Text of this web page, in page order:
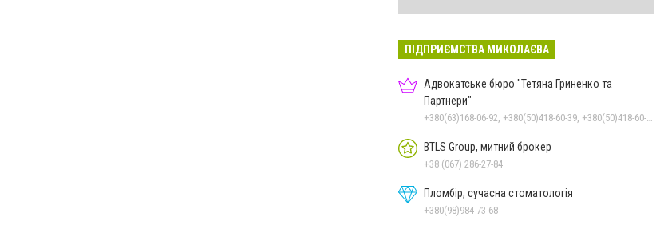
ПІДПРИЄМСТВА МИКОЛАЄВА
Адвокатське бюро "Тетяна Гриненко та
Партнери"
BTLS Group, митний брокер
+38 (067) 286-27-84
Пломбір, сучасна стоматологія
+380(98)984-73-68